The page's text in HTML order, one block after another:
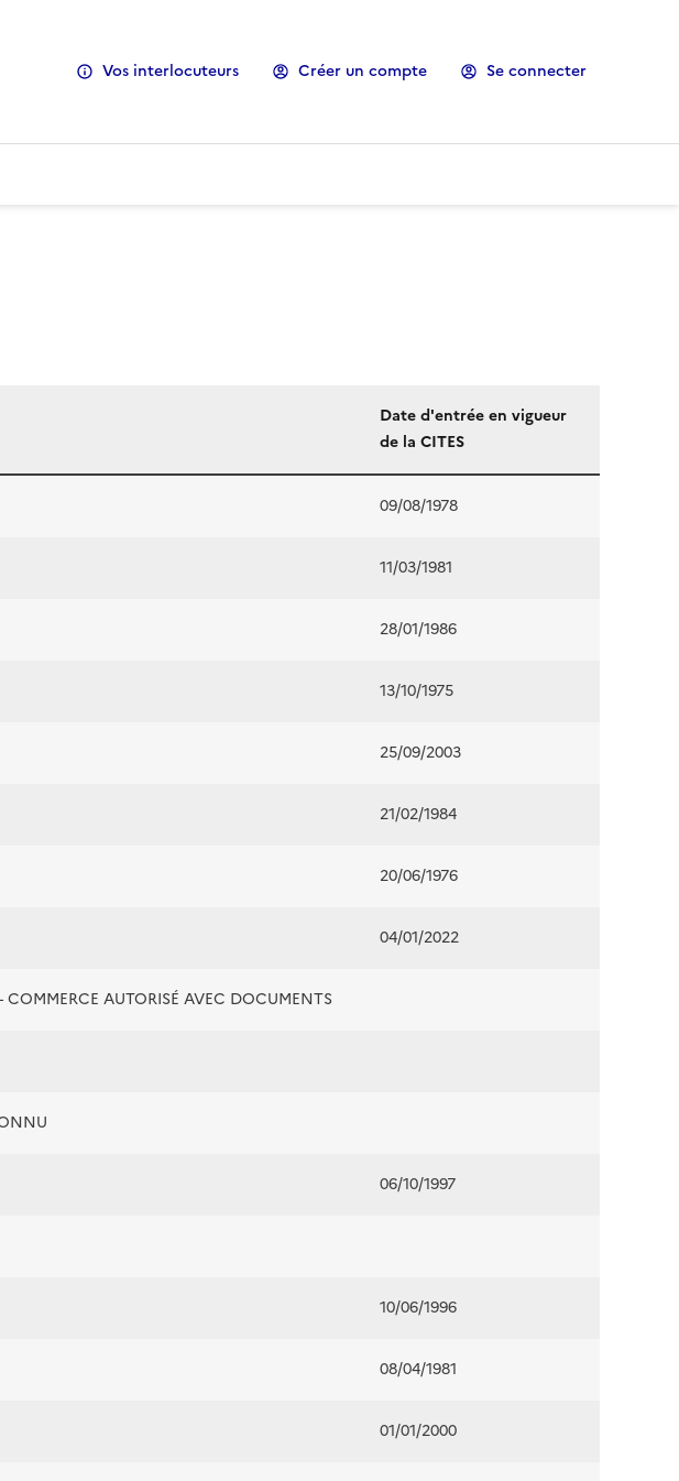
Vos interlocuteurs Créer un compte Se connecter
Date d'entrée en vigueur
de la CITES
09/08/1978
11/03/1981
28/01/1986
13/10/1975
25/09/2003
21/02/1984
20/06/1976
04/01/2022
COMMERCE AUTORISÉ AVEC DOCUMENTS
06/10/1997
10/06/1996
08/04/1981
01/01/2000